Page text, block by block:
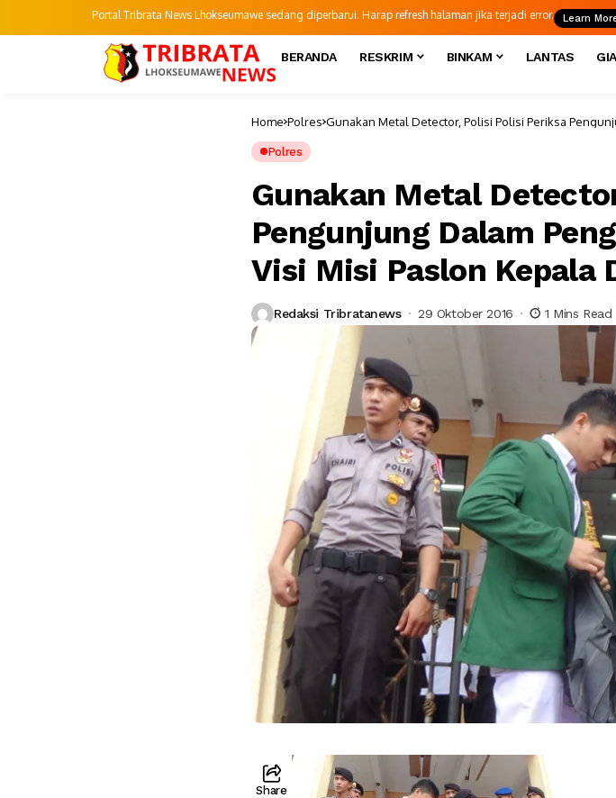
Portal Tribrata News Lhokseumawe sedang diperbarui. Harap refresh halaman jika terjadi error. Learn
BERANDA RESKRIM BINKAM LANTAS
Home Polres Gunakan Metal Detector, Polisi Polisi Periksa
Polres
Gunakan Metal
Pengunjung Dalam
Visi Misi Paslon Kepala
Redaksi Tribratanews 29 Oktober 2016 1 Mins Read
Share